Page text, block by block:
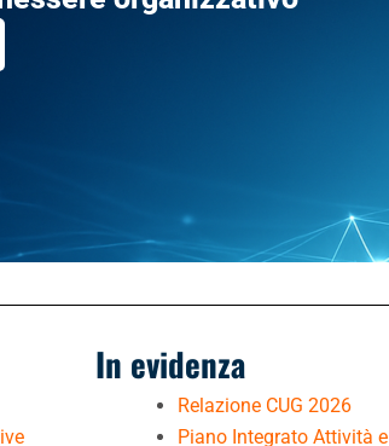
In evidenza
Relazione CUG 2026
Piano Integrato Attività e